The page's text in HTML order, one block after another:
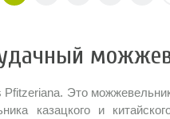
Это
казацкого и